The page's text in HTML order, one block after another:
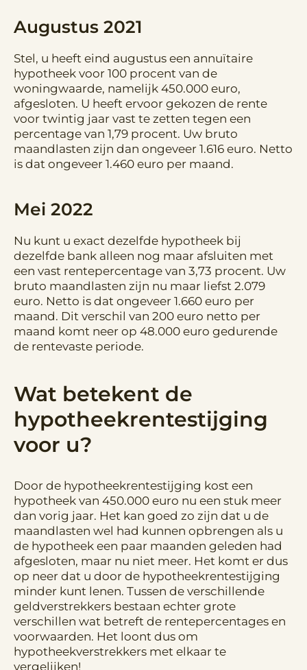
Augustus 2021
Stel, u heeft eind augustus een annuïtaire
hypotheek voor 100 procent van de
woningwaarde, namelijk 450.000 euro,
afgesloten. U heeft ervoor gekozen de rente
voor twintig jaar vast te zetten tegen een
percentage van 1,79 procent. Uw bruto
maandlasten zijn dan ongeveer 1.616 euro. Netto
is dat ongeveer 1.460 euro per maand.
Mei 2022
Nu kunt u exact dezelfde hypotheek bij
dezelfde bank alleen nog maar afsluiten met
een vast rentepercentage van 3,73 procent. Uw
bruto maandlasten zijn nu maar liefst 2.079
euro. Netto is dat ongeveer 1.660 euro per
maand. Dit verschil van 200 euro netto per
maand komt neer op 48.000 euro gedurende
de rentevaste periode.
Wat betekent de
hypotheekrentestijging
voor u?
Door de hypotheekrentestijging kost een
hypotheek van 450.000 euro nu een stuk meer
dan vorig jaar. Het kan goed zo zijn dat u de
maandlasten wel had kunnen opbrengen als u
de hypotheek een paar maanden geleden had
afgesloten, maar nu niet meer. Het komt er dus
op neer dat u door de hypotheekrentestijging
minder kunt lenen. Tussen de verschillende
geldverstrekkers bestaan echter grote
verschillen wat betreft de rentepercentages en
voorwaarden. Het loont dus om
hypotheekverstrekkers met elkaar te
vergelijken!